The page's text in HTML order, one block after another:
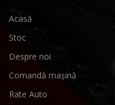
Acasă
Stoc
Despre noi
Comandă mașină
Rate Auto